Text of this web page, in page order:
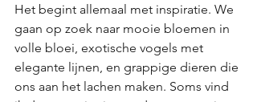
Het begint allemaal met inspiratie. We
gaan op zoek naar mooie bloemen in
volle bloei, exotische vogels met
elegante lijnen, en grappige dieren die
ons aan het lachen maken. Soms vind